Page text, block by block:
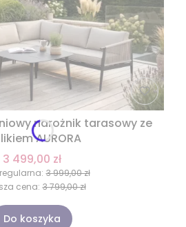
narożnik tarasowy ze
AURORA
3 499,00 zł
3 999,00 zł
cena: 3 799,00 zł
Do koszyka